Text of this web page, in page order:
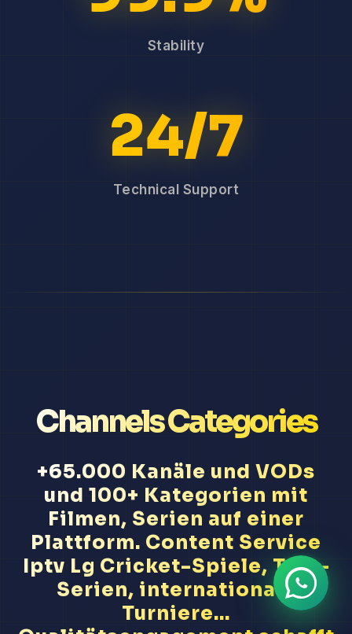
Stability
24/7
Technical Support
Channels Categories
+65.000 Kanäle und VODs
und 100+ Kategorien mit
Filmen, Serien auf einer
Plattform. Content Service
Iptv Lg Cricket-Spiele, Test-
Serien, internationale
Turniere...